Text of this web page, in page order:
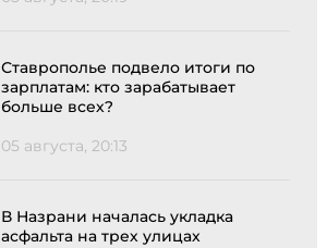
Ставрополье подвело итоги по
зарплатам: кто зарабатывает
больше всех?
05 августа, 20:13
В Назрани началась укладка
асфальта на трех улицах